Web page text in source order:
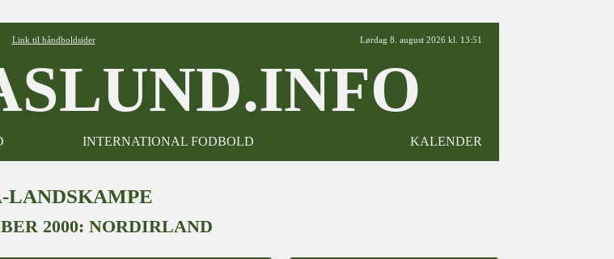
Link til håndboldsider Lørdag 8. august 2026 kl. 13:51
INTERNATIONAL FODBOLD KALENDER
LANDSKAMPE
2000: NORDIRLAND